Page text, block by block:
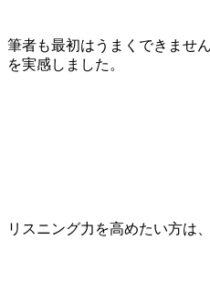
筆者も最初はうまくできませ
を実感しました。
リスニング力を高めたい方は